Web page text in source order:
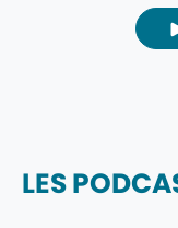
LES